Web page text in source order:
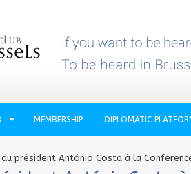
MEMBERSHIP DIPLOMATIC
du président António Costa à la